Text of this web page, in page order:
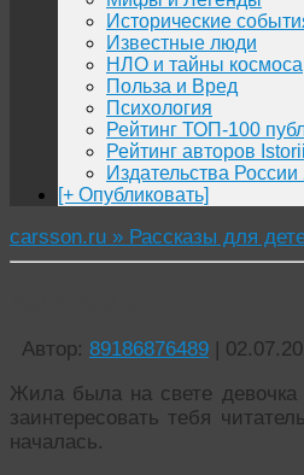
Исторические
Известные люди
НЛО и тайны космоса
Польза и Вред
Психология
Рейтинг ТОП-100
Рейтинг авторов
Издательства России
[+ Опубликовать]
carsson.ru » Рассказы для
Автор: 89186876489 |
Жила была на свете
заинтересовать тебя
началась.